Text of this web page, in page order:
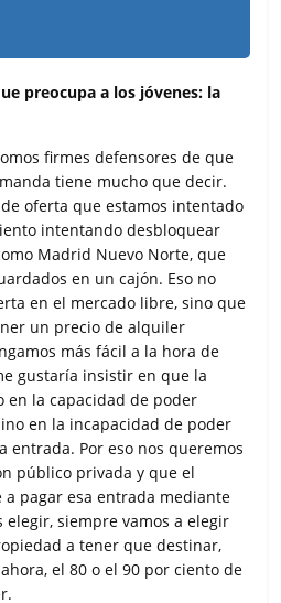
preocupa a los jóvenes: la
firmes defensores de que
tiene mucho que decir.
oferta que estamos intentado
intentando desbloquear
Madrid Nuevo Norte, que
en un cajón. Eso no
en el mercado libre, sino que
un precio de alquiler
más fácil a la hora de
gustaría insistir en que la
la capacidad de poder
en la incapacidad de poder
entrada. Por eso nos queremos
público privada y que el
pagar esa entrada mediante
elegir, siempre vamos a elegir
a tener que destinar,
el 80 o el 90 por ciento de